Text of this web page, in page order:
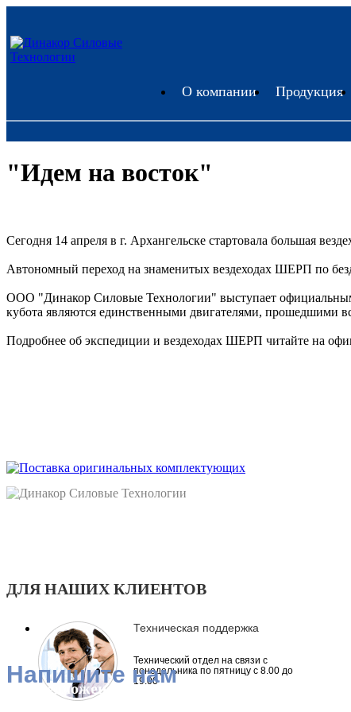
О компании Продукция
"Идем на восток"
Сегодня 14 апреля в г. Архангельске стартовала большая
Автономный переход на знаменитых вездеходах ШЕРП по
ООО "Динакор Силовые Технологии" выступает
кубота являются единственными двигателями, прошедшими
Подробнее об экспедиции и вездеходах ШЕРП читайте на
ДЛЯ НАШИХ КЛИЕНТОВ
Техническая поддержка
Технический отдел на связи с
понедельника по пятницу с 8.00 до
19.00
Напишите нам
Все предложения